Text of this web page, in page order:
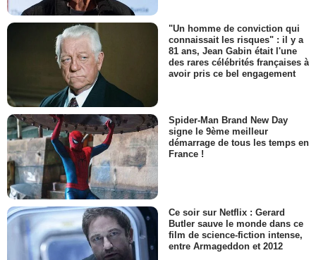
"Un homme de conviction qui
connaissait les risques" : il y a
81 ans, Jean Gabin était l'une
des rares célébrités françaises à
avoir pris ce bel engagement
Spider-Man Brand New Day
signe le 9ème meilleur
démarrage de tous les temps en
France !
Ce soir sur Netflix : Gerard
Butler sauve le monde dans ce
film de science-fiction intense,
entre Armageddon et 2012